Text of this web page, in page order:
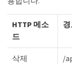
HTTP 메소
드
삭제
/